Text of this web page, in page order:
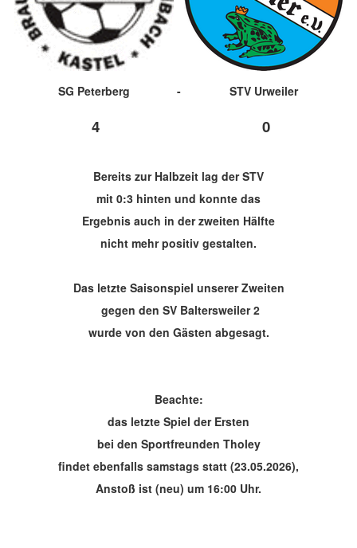
SG Peterberg - STV Urweiler
4 0
Bereits zur Halbzeit lag der STV
mit 0:3 hinten und konnte das
Ergebnis auch in der zweiten Hälfte
nicht mehr positiv gestalten.
Das letzte Saisonspiel unserer Zweiten
gegen den SV Baltersweiler 2
wurde von den Gästen abgesagt.
Beachte:
das letzte Spiel der Ersten
bei den Sportfreunden Tholey
findet ebenfalls samstags statt (23.05.2026),
Anstoß ist (neu) um 16:00 Uhr.